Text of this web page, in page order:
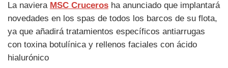
La naviera MSC Cruceros ha anunciado que implantará
novedades en los spas de todos los barcos de su flota,
ya que añadirá tratamientos específicos antiarrugas
con toxina botulínica y rellenos faciales con ácido
hialurónico